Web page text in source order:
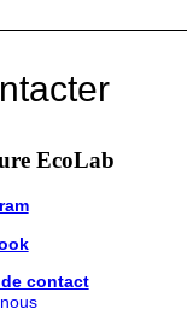
EcoLab
contact